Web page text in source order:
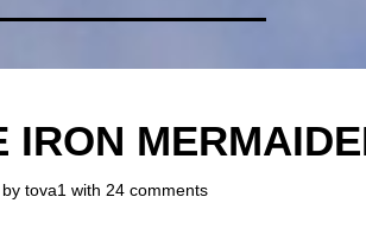
IRON
tova1 with 24 comments